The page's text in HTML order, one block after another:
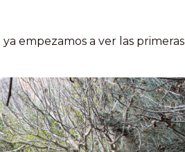
ya empezamos a ver las primeras